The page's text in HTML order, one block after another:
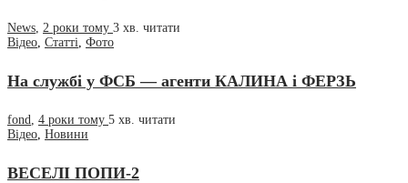
News, 2 роки тому 3 хв. читати
Відео, Статті, Фото
На службі у ФСБ — агенти КАЛИНА і ФЕРЗЬ
fond 4 роки тому 5 хв. читати
Відео Новини
ВЕСЕЛІ ПОПИ-2